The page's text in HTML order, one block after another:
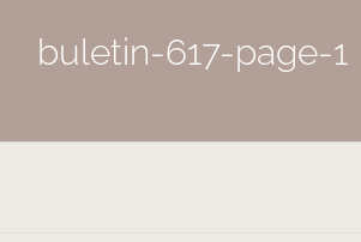
buletin-617-page-1